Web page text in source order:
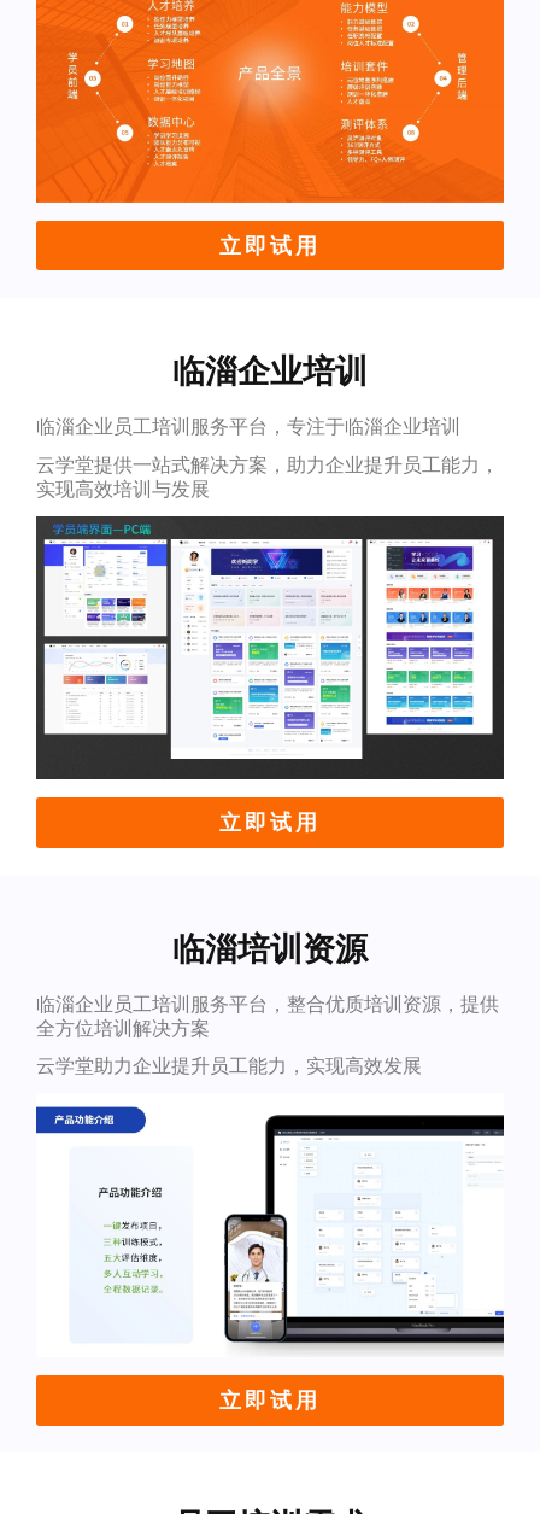
立即试用
临淄企业培训
临淄企业员工培训服务平台，专注于临淄企业培训
云学堂提供一站式解决方案，助力企业提升员工能力，
实现高效培训与发展
立即试用
临淄培训资源
临淄企业员工培训服务平台，整合优质培训资源，提供
全方位培训解决方案
云学堂助力企业提升员工能力，实现高效发展
立即试用